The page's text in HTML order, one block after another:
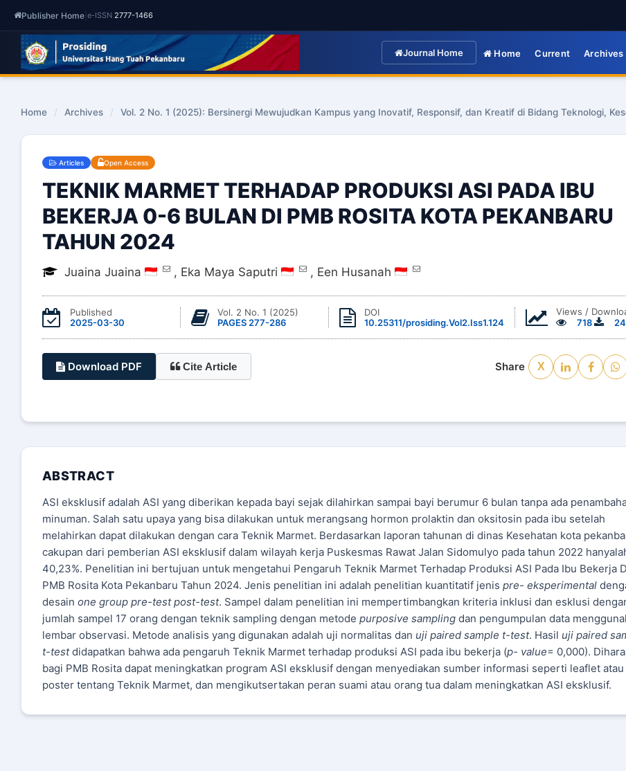
Publisher Home e-ISSN 2777-1466
Journal Home Home Current Archives
Home / Archives / Vol. 2 No. 1 (2025): Bersinergi Mewujudkan Kampus yang Inovatif, Responsif, dan Kreatif di Bidang Teknologi,
Articles Open Access
TEKNIK MARMET TERHADAP PRODUKSI ASI PADA IBU
BEKERJA 0-6 BULAN DI PMB ROSITA KOTA PEKANBARU
TAHUN 2024
Juaina Juaina , Eka Maya Saputri , Een Husanah
Published
2025-03-30
Vol. 2 No. 1 (2025)
PAGES 277-286
DOI
10.25311/prosiding.Vol2.Iss1.124
Views /
718
Download PDF Cite Article Share X
ABSTRACT
ASI eksklusif adalah ASI yang diberikan kepada bayi sejak dilahirkan sampai bayi berumur 6 bulan tanpa ada
minuman. Salah satu upaya yang bisa dilakukan untuk merangsang hormon prolaktin dan oksitosin pada ibu setelah
melahirkan dapat dilakukan dengan cara Teknik Marmet. Berdasarkan laporan tahunan di dinas Kesehatan kota
cakupan dari pemberian ASI eksklusif dalam wilayah kerja Puskesmas Rawat Jalan Sidomulyo pada tahun 2022
40,23%. Penelitian ini bertujuan untuk mengetahui Pengaruh Teknik Marmet Terhadap Produksi ASI Pada Ibu Bekerja
PMB Rosita Kota Pekanbaru Tahun 2024. Jenis penelitian ini adalah penelitian kuantitatif jenis pre- eksperimental
desain one group pre-test post-test. Sampel dalam penelitian ini mempertimbangkan kriteria inklusi dan esklusi
jumlah sampel 17 orang dengan teknik sampling dengan metode purposive sampling dan pengumpulan data
lembar observasi. Metode analisis yang digunakan adalah uji normalitas dan uji paired sample t-test. Hasil uji paired
t-testdidapatkan bahwa ada pengaruh Teknik Marmet terhadap produksi ASI pada ibu bekerja (p- value= 0,000).
bagi PMB Rosita dapat meningkatkan program ASI eksklusif dengan menyediakan sumber informasi seperti leaflet atau
poster tentang Teknik Marmet, dan mengikutsertakan peran suami atau orang tua dalam meningkatkan ASI eksklusif.